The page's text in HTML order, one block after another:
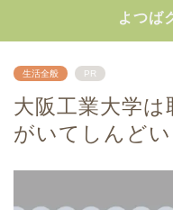
よつば
生活全般 PR
大阪工業大学
がいてしんど